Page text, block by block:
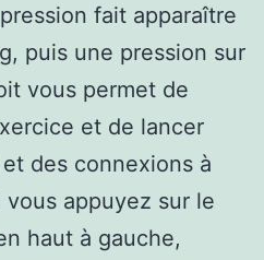
fait apparaître
puis une pression sur
vous permet de
et de lancer
des connexions à
vous appuyez sur le
haut à gauche,